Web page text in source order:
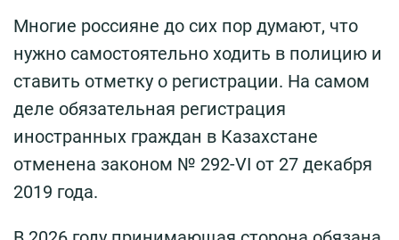
Многие россияне до сих пор думают, что
нужно самостоятельно ходить в полицию и
ставить отметку о регистрации. На самом
деле обязательная регистрация
иностранных граждан в Казахстане
отменена законом № 292-VI от 27 декабря
2019 года.